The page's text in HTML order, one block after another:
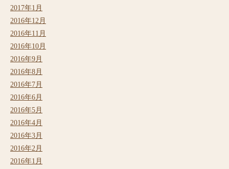
2017年1月
2016年12月
2016年11月
2016年10月
2016年9月
2016年8月
2016年7月
2016年6月
2016年5月
2016年4月
2016年3月
2016年2月
2016年1月